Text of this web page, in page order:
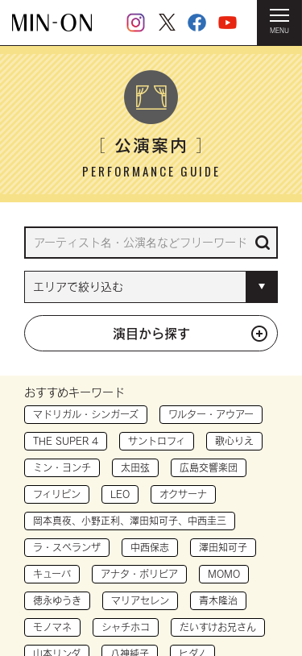
MENU
HOME ＞ 公演案内
［公演案内］
PERFORMANCE GUIDE
演目から探す
おすすめキーワード
マドリガル・シンガーズ ワルター・アウアー
THE SUPER 4 サントロフィ 歌心りえ
ミン・ヨンチ 太田弦 広島交響楽団
フィリピン LEO オクサーナ
岡本真夜、小野正利、澤田知可子、中西圭三
ラ・スペランザ 中西保志 澤田知可子
キューバ アナタ・ボリビア MOMO
徳永ゆうき マリアセレン 青木隆治
モノマネ シャチホコ だいすけお兄さん
山本リンダ 八神純子 ヒダノ